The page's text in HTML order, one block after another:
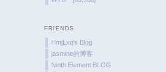
FRIENDS
HmjLxq's Blog
jasmine的博客
Ninth Element BLOG